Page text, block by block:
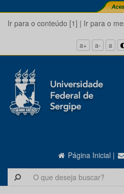
Ir para o conteúdo [1] | Ir para o
a+ a- a
Página Inicial |